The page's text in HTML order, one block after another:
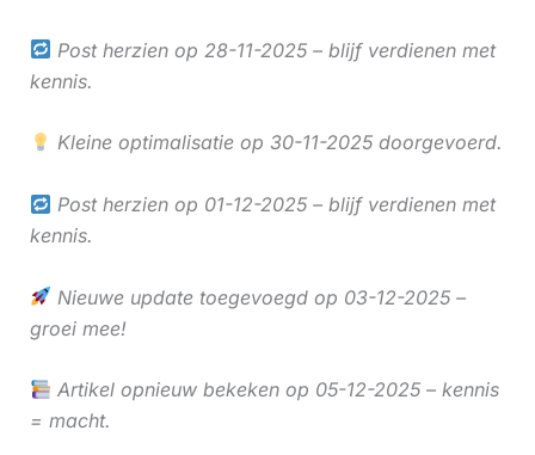
Post herzien op 28-11-2025 – blijf verdienen met
kennis.
Kleine optimalisatie op 30-11-2025 doorgevoerd.
Post herzien op 01-12-2025 – blijf verdienen met
kennis.
Nieuwe update toegevoegd op 03-12-2025 –
groei mee!
Artikel opnieuw bekeken op 05-12-2025 – kennis
= macht.